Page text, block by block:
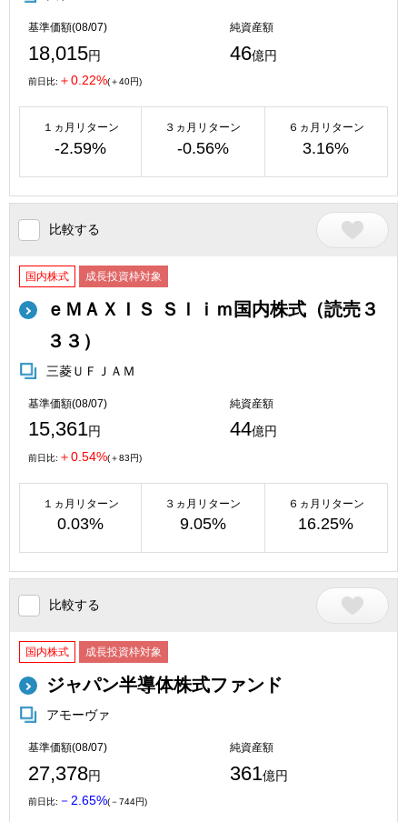
基準価額(08/07)
18,015円
純資産額
46億円
前日比: ＋0.22%(＋40円)
１ヵ月リターン
-2.59%
３ヵ月リターン
-0.56%
６ヵ月リターン
3.16%
比較する
国内株式 成長投資枠対象
ｅＭＡＸＩＳ Ｓｌｉｍ国内株式（読売３
３３）
三菱ＵＦＪＡＭ
基準価額(08/07)
15,361円
純資産額
44億円
前日比: ＋0.54%(＋83円)
１ヵ月リターン
0.03%
３ヵ月リターン
9.05%
６ヵ月リターン
16.25%
比較する
国内株式 成長投資枠対象
ジャパン半導体株式ファンド
アモーヴァ
基準価額(08/07)
27,378円
純資産額
361億円
前日比: －2.65%(－744円)